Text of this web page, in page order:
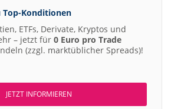
Top-Konditionen
ETFs, Derivate, Kryptos und
– jetzt für 0 Euro pro Trade
(zzgl. marktüblicher Spreads)!
JETZT INFORMIEREN